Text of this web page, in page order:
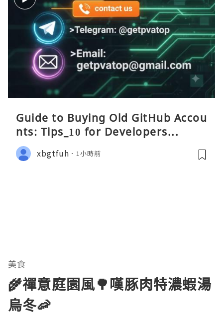
Guide to Buying Old GitHub Accou
nts: Tips_10 for Developers...
xbgtfuh 1小時前
美食
🌾禪意庭園風🌳嘆豚肉特濃蝦湯
烏冬🦐